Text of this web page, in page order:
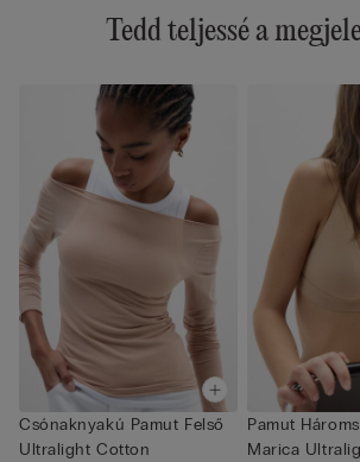
Tedd teljessé a
Csónaknyakú Pamut Felső
Ultralight Cotton
Pamut
Marica